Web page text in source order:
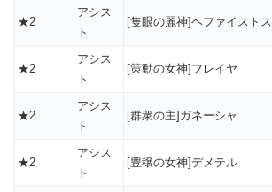
★2
アシス
ト
[隻眼の麗神]ヘファイストス
★2
アシス
ト
[策動の女神]フレイヤ
★2
アシス
ト
[群衆の主]ガネーシャ
★2
アシス
ト
[豊穣の女神]デメテル